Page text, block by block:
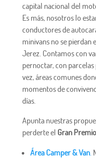
capital nacional del
Es más, nosotros lo
conductores de
minivans no se pierdan
Jerez. Contamos con
pernoctar, con
vez, áreas comunes
momentos de
días.
Apunta nuestras
perderte el Gran
Área Camper & Van.